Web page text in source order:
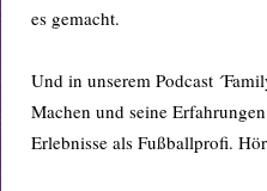
es gemacht.
Und in unserem Podcast
Machen und seine
Erlebnisse als Fußballprofi.